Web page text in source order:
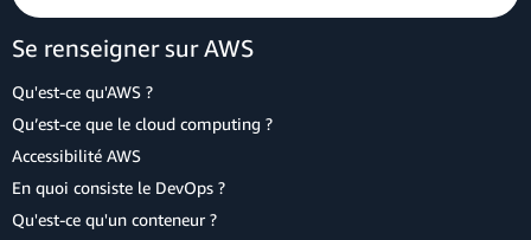
Se renseigner sur AWS
Qu'est-ce qu'AWS ?
Qu’est-ce que le cloud computing ?
Accessibilité AWS
En quoi consiste le DevOps ?
Qu'est-ce qu'un conteneur ?